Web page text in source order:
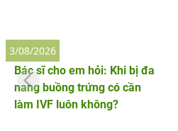
Bác sĩ cho em hỏi: Khi bị đa
nang buồng trứng có cần
làm IVF luôn không?
3/08/2026